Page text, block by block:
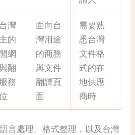
灣
的
網
翻
務
面向台
灣用途
的商務
與文件
翻譯頁
面
需要熟
悉台灣
文件格
式的在
地供應
商時
言處理、格式整理，以及台灣